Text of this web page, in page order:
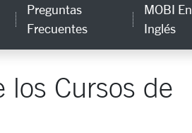
Preguntas
Frecuentes
MOBI En
Inglés
los Cursos de